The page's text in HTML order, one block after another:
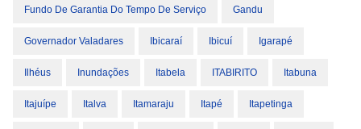
Fundo De Garantia Do Tempo De Serviço Gandu
Governador Valadares Ibicaraí Ibicuí Igarapé
Ilhéus Inundações Itabela ITABIRITO Itabuna
Itajuípe Italva Itamaraju Itapé Itapetinga